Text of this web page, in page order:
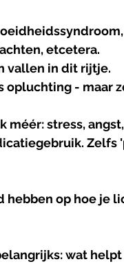
etcetera.
vallen in dit rijtje.
opluchting - maar
méér: stress,
Zelfs
op hoe je
wat